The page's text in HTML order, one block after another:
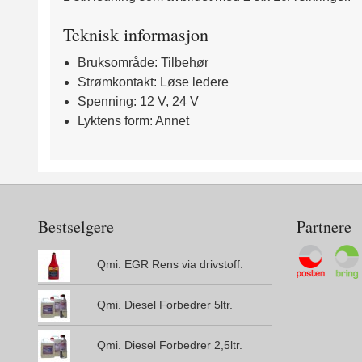
Teknisk informasjon
Bruksområde: Tilbehør
Strømkontakt: Løse ledere
Spenning: 12 V, 24 V
Lyktens form: Annet
Bestselgere
Qmi. EGR Rens via drivstoff.
Qmi. Diesel Forbedrer 5ltr.
Qmi. Diesel Forbedrer 2,5ltr.
Partnere